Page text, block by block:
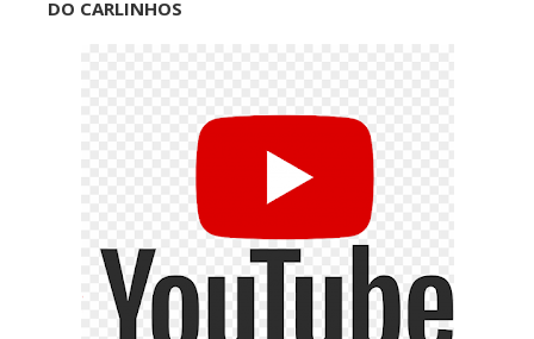
DO CARLINHOS